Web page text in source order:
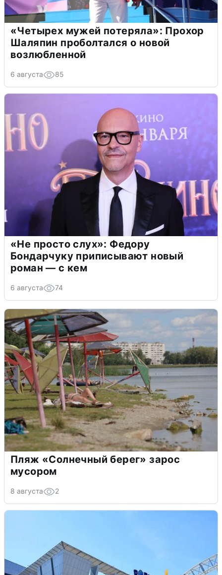
«Четырех мужей потеряла»: Прохор
Шаляпин проболтался о новой
возлюбленной
6 августа 85
«Не просто слух»: Федору
Бондарчуку приписывают новый
роман — с кем
6 августа 74
Пляж «Солнечный берег» зарос
мусором
8 августа 2